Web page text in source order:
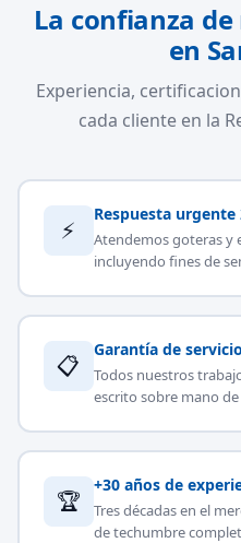
La confianza
en
Experiencia,
cada cliente en la
⚡
Respuesta urgente
Atendemos goteras y
incluyendo fines de
📋
Garantía de servicio
Todos nuestros
escrito sobre mano
🏆
+30 años de
Tres décadas en el
de techumbre